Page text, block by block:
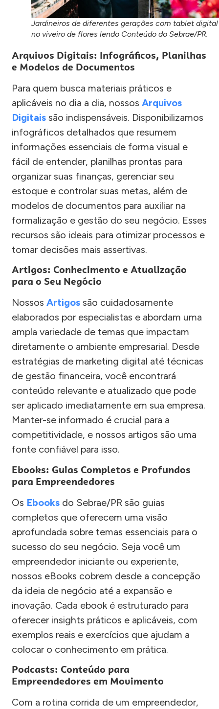
Jardineiros de diferentes gerações com tablet digital
no viveiro de flores lendo Conteúdo do Sebrae/PR.
Arquivos Digitais: Infográficos, Planilhas
e Modelos de Documentos
Para quem busca materiais práticos e
aplicáveis no dia a dia, nossos Arquivos
Digitais são indispensáveis. Disponibilizamos
infográficos detalhados que resumem
informações essenciais de forma visual e
fácil de entender, planilhas prontas para
organizar suas finanças, gerenciar seu
estoque e controlar suas metas, além de
modelos de documentos para auxiliar na
formalização e gestão do seu negócio. Esses
recursos são ideais para otimizar processos e
tomar decisões mais assertivas.
Artigos: Conhecimento e Atualização
para o Seu Negócio
Nossos Artigos são cuidadosamente
elaborados por especialistas e abordam uma
ampla variedade de temas que impactam
diretamente o ambiente empresarial. Desde
estratégias de marketing digital até técnicas
de gestão financeira, você encontrará
conteúdo relevante e atualizado que pode
ser aplicado imediatamente em sua empresa.
Manter-se informado é crucial para a
competitividade, e nossos artigos são uma
fonte confiável para isso.
Ebooks: Guias Completos e Profundos
para Empreendedores
Os Ebooks do Sebrae/PR são guias
completos que oferecem uma visão
aprofundada sobre temas essenciais para o
sucesso do seu negócio. Seja você um
empreendedor iniciante ou experiente,
nossos eBooks cobrem desde a concepção
da ideia de negócio até a expansão e
inovação. Cada ebook é estruturado para
oferecer insights práticos e aplicáveis, com
exemplos reais e exercícios que ajudam a
colocar o conhecimento em prática.
Podcasts: Conteúdo para
Empreendedores em Movimento
Com a rotina corrida de um empreendedor,